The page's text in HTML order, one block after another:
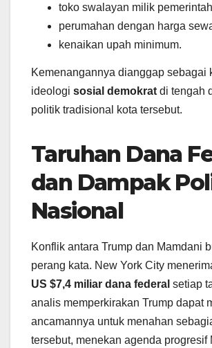
toko swalayan milik
perumahan dengan harga
kenaikan upah minimum.
Kemenangannya dianggap sebagai
ideologi sosial demokrat di tengah
politik tradisional kota tersebut.
Taruhan Dana
dan Dampak
Nasional
Konflik antara Trump dan Mamdani
perang kata. New York City
US $7,4 miliar dana federal setiap
analis memperkirakan Trump dapat
ancamannya untuk menahan
tersebut, menekan agenda progresif